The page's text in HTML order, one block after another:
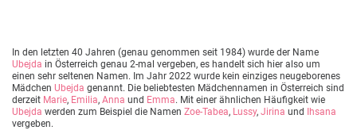
In den letzten 40 Jahren (genau genommen seit 1984) wurde der Name
Ubejda in Österreich genau 2-mal vergeben, es handelt sich hier also um
einen sehr seltenen Namen. Im Jahr 2022 wurde kein einziges neugeborenes
Mädchen Ubejda genannt. Die beliebtesten Mädchennamen in Österreich sind
derzeit Marie, Emilia, Anna und Emma. Mit einer ähnlichen Häufigkeit wie
Ubejda werden zum Beispiel die Namen Zoe-Tabea, Lussy, Jirina und Ihsana
vergeben.